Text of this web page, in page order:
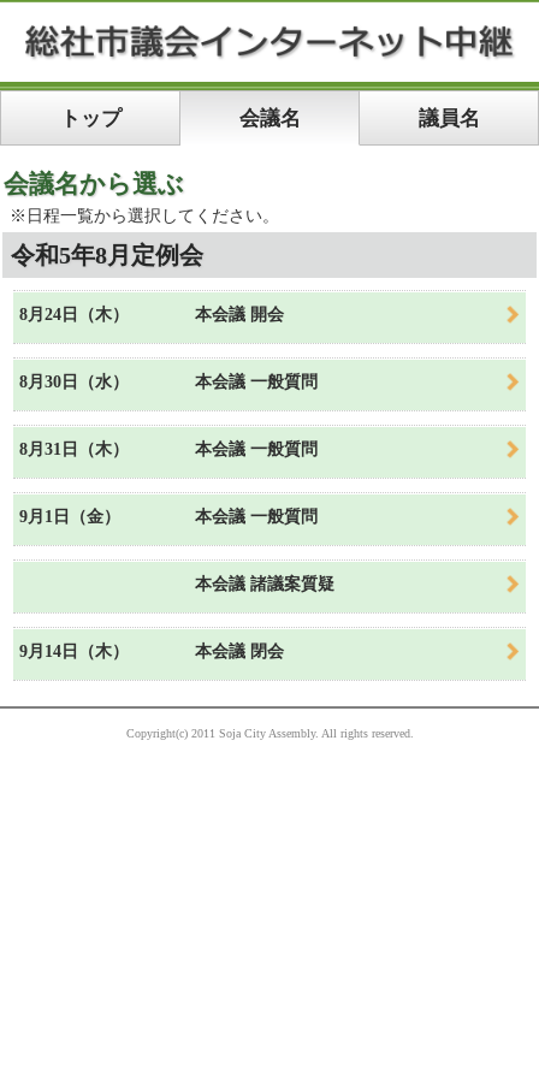
トップ 会議名 議員名
会議名から選ぶ
※日程一覧から選択してください。
令和5年8月定例会
8月24日（木） 本会議 開会
8月30日（水） 本会議 一般質問
8月31日（木） 本会議 一般質問
9月1日（金） 本会議 一般質問
本会議 諸議案質疑
9月14日（木） 本会議 閉会
Copyright(c) 2011 Soja City Assembly. All rights reserved.